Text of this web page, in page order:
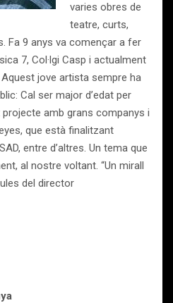
varies obres de
teatre, curts,
Fa 9 anys va començar a fer
7, Col·lgi Casp i actualment
Aquest jove artista sempre ha
Cal ser major d’edat per
amb grans companys i
que està finalitzant
entre d’altres. Un tema que
al nostre voltant. “Un mirall
del director